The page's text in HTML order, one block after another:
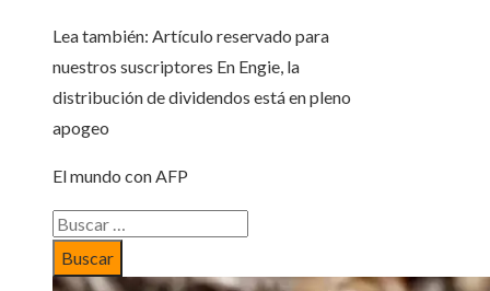
Lea también: Artículo reservado para
nuestros suscriptores En Engie, la
distribución de dividendos está en pleno
apogeo
El mundo con AFP
Buscar: